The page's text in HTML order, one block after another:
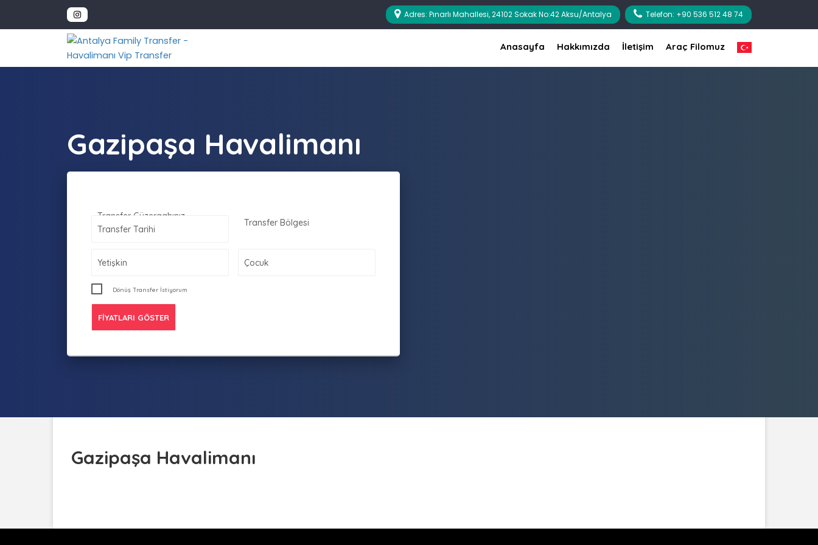
Adres: Pınarlı Mahallesi, 24102 Sokak No:42 Aksu/Antalya Telefon: +90 536 512 48 74
Anasayfa Hakkımızda İletişim Araç Filomuz
Gazipaşa Havalimanı
Transfer Güzergahınız
Transfer Bölgesi
Transfer Tarihi
Yetişkin Çocuk
Dönüş Transfer İstiyorum
Gazipaşa Havalimanı